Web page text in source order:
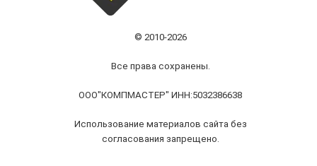
© 2010-2026
Все права сохранены.
ООО"КОМПМАСТЕР" ИНН:5032386638
Использование материалов сайта без
согласования запрещено.